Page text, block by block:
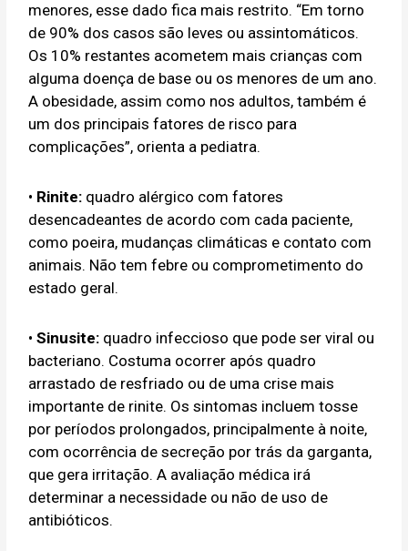
menores, esse dado fica mais restrito. “Em torno
de 90% dos casos são leves ou assintomáticos.
Os 10% restantes acometem mais crianças com
alguma doença de base ou os menores de um ano.
A obesidade, assim como nos adultos, também é
um dos principais fatores de risco para
complicações”, orienta a pediatra.
• Rinite: quadro alérgico com fatores
desencadeantes de acordo com cada paciente,
como poeira, mudanças climáticas e contato com
animais. Não tem febre ou comprometimento do
estado geral.
•Sinusite: quadro infeccioso que pode ser viral ou
bacteriano. Costuma ocorrer após quadro
arrastado de resfriado ou de uma crise mais
importante de rinite. Os sintomas incluem tosse
por períodos prolongados, principalmente à noite,
com ocorrência de secreção por trás da garganta,
que gera irritação. A avaliação médica irá
determinar a necessidade ou não de uso de
antibióticos.